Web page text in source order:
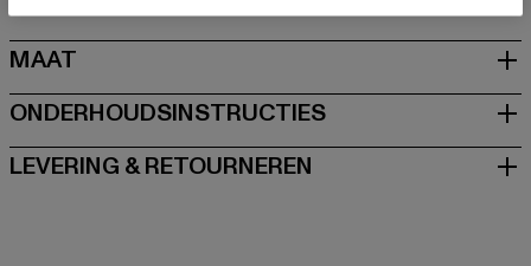
MAAT
ONDERHOUDSINSTRUCTIES
LEVERING & RETOURNEREN